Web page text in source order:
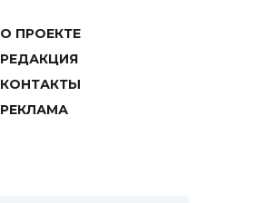
О ПРОЕКТЕ
РЕДАКЦИЯ
КОНТАКТЫ
РЕКЛАМА